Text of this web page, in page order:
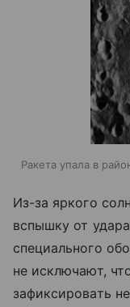
Ракета упала в
Из-за яркого
вспышку от
специального
не исключают,
зафиксировать